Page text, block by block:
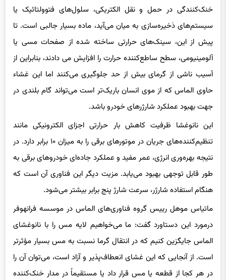
خنک‌کنندگی در حمل و نقل الکتریکی، سلول‌های فتوولتائیک یا
سیستم‌های ذخیره‌سازی به میان می‌آید، ماده بسیار جالبی است. تا
پیش از این، سینک‌های حرارتی ساخته شده از صفحات مسی یا
آلومینیومی، سطح ساطع‌کننده حرارت را افزایش می دادند، بنابراین از
آسیب ناشی از گرمای بیش از حد جلوگیری می‌کنند اما این غشاء
حاوی الماس که از موی انسان باریک‌تر است می‌تواند گام بلندی در
جهت بهبود عملکرد شارژرهای خودرو باشد.
این نانوغشا ظرفیت کاهش بار حرارتی اجزای الکترونیکی مانند
تنظیم‌کننده‌های جریان در موتورهای برقی را به میزان ۱۰ برابر دارد. در
نتیجه بهره‌وری انرژی، عمر مفید و عملکرد جاده‌ای خودروهای برقی به
طور قابل توجهی بهبود می‌یابد. مزیت دیگر این فناوری آن است که
هنگام استفاده شارژر، سرعت شارژ پنج برابر بیشتر می‌شود.
ماتیاس موهل رییس گروه فناوری‌های الماس در موسسه فرانهوفر
درمورد این دستاورد گفت: ما می‌خواهیم لایه مس را با نانوغشای
الماس جایگزین کنیم که در انتقال گرما نسبت به مس بسیار مؤثرتر
است. از آنجایی که این غشای انعطاف‌پذیر و آزاد است، می‌توان آن را
در هر کجا از قطعه یا مس قرار داد یا مستقیماً در مدار خنک‌کننده